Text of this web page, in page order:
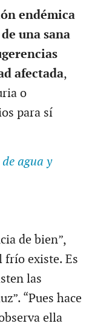
endémica
una sana
afectada,
o
para sí
de agua y
de bien”,
frío existe. Es
las
“Pues hace
ella